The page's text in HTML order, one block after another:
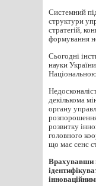
Системний
структури
стратегій,
формування
Сьогодні
науки
декількома
органу
розвитку
головного
що має сенс
Врахувавши